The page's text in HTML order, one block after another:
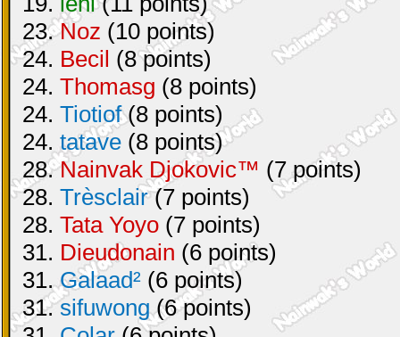
23.Noz (10 points)
24. Becil (8 points)
24. Thomasg (8 points)
24. Tiotiof(8 points)
24. tatave (8 points)
28.Nainvak Djokovic™ (7 points)
28. Trèsclair(7 points)
28. Tata Yoyo (7 points)
31. Dieudonain (6 points)
31.Galaad² (6 points)
31.sifuwong(6 points)